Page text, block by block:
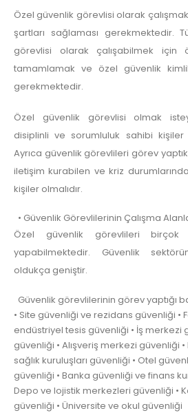
Özel güvenlik görevlisi olarak
şartları sağlaması gerekmektedir.
görevlisi olarak çalışabilmek için
tamamlamak ve özel güvenlik
gerekmektedir.
Özel güvenlik görevlisi olmak
disiplinli ve sorumluluk sahibi kişiler
Ayrıca güvenlik görevlileri görev
iletişim kurabilen ve kriz
kişiler olmalıdır.
• Güvenlik Görevlilerinin Çalışma
Özel güvenlik görevlileri
yapabilmektedir. Güvenlik
oldukça geniştir.
Güvenlik görevlilerinin görev yaptığı
• Site güvenliği ve rezidans güvenliği •
endüstriyel tesis güvenliği • İş merkezi
güvenliği • Alışveriş merkezi güvenliği
sağlık kuruluşları güvenliği • Otel
güvenliği • Banka güvenliği ve finans
Depo ve lojistik merkezleri güvenliği •
güvenliği • Üniversite ve okul